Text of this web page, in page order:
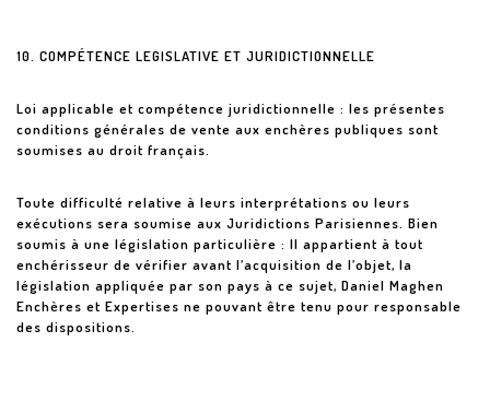
10. COMPÉTENCE LEGISLATIVE ET JURIDICTIONNELLE
Loi applicable et compétence juridictionnelle : les présentes
conditions générales de vente aux enchères publiques sont
soumises au droit français.
Toute difficulté relative à leurs interprétations ou leurs
exécutions sera soumise aux Juridictions Parisiennes. Bien
soumis à une législation particulière : Il appartient à tout
enchérisseur de vérifier avant l’acquisition de l’objet, la
législation appliquée par son pays à ce sujet, Daniel Maghen
Enchères et Expertises ne pouvant être tenu pour responsable
des dispositions.